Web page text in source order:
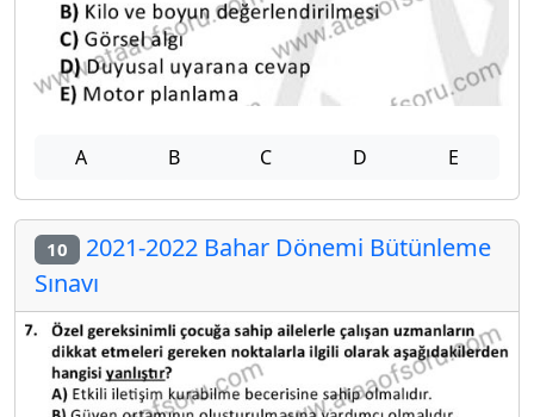
A B C D E
10 2021-2022 Bahar Dönemi Bütünleme
Sınavı